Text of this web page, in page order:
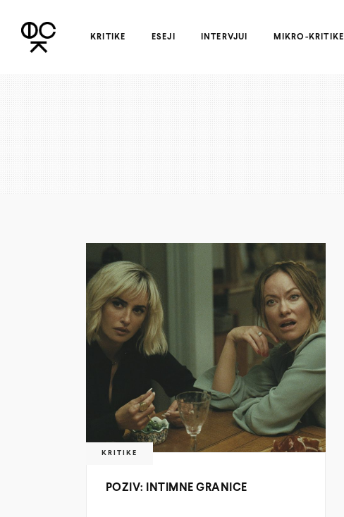
KRITIKE ESEJI INTERVJUI MIKRO-KRITIKE
KRITIKE
POZIV: INTIMNE GRANICE